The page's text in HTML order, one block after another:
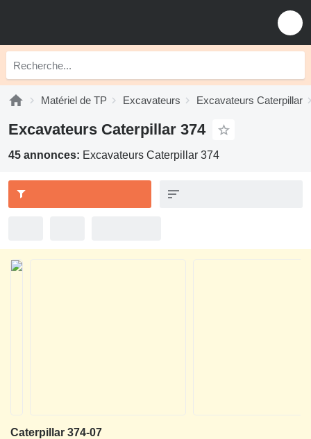
Matériel de TP Excavateurs Excavateurs Caterpillar
Excavateurs Caterpillar 374
45 annonces: Excavateurs Caterpillar 374
Caterpillar 374-07